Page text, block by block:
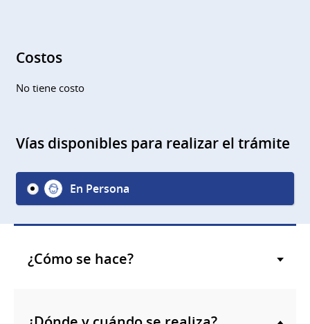
Costos
No tiene costo
Vías disponibles para realizar el trámite
En Persona
¿Cómo se hace?